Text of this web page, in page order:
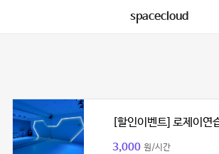
spacecloud
[할인이벤트] 로제이연
3,000 원/시간